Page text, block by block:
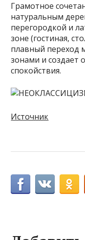
Грамотное
натуральным
перегородкой и
зоне (гостиная,
плавный переход
зонами и создает
спокойствия.
Источник